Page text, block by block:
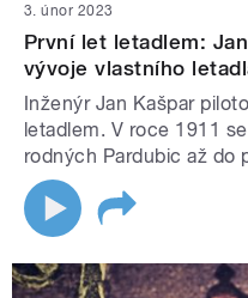
3. únor 2023
První let letadlem:
vývoje vlastního
Inženýr Jan Kašpar
letadlem. V roce 1911
rodných Pardubic až do